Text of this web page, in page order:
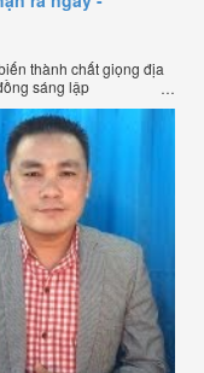
thành chất giọng địa
sáng lập
chặt chẽ nhất thế